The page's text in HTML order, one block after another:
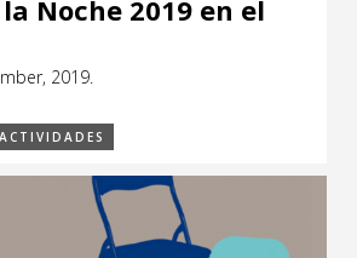
Noche 2019 en el
2019.
ACTIVIDADES